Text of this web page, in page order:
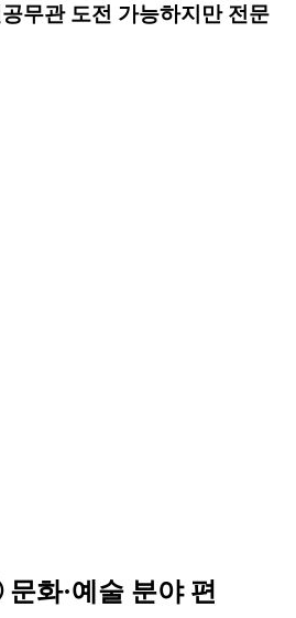
무관 도전 가능하지만 전문
화·예술 분야 편